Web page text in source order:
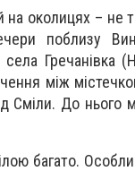
на околицях – не
поблизу
Гречанівка
між
До нього
багато.